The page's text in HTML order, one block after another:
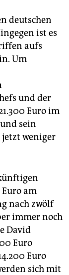
deutschen
ist es
aufs
Um
und der
Euro im
sein
weniger
am
nach zwölf
immer noch
David
Euro
Euro
sich mit